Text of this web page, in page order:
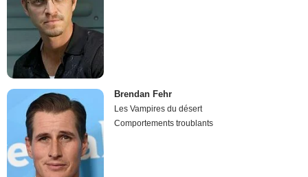
Brendan Fehr
Les Vampires du désert
Comportements troublants